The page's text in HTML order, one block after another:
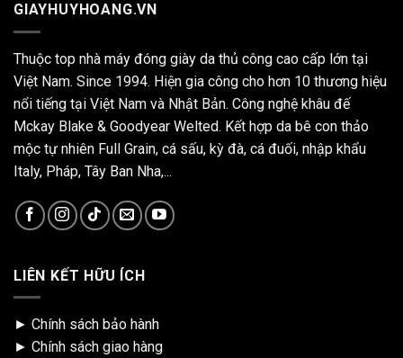
GIAYHUYHOANG.VN
Thuộc top nhà máy đóng giày da thủ công cao cấp lớn tại
Việt Nam. Since 1994. Hiện gia công cho hơn 10 thương hiệu
nổi tiếng tại Việt Nam và Nhật Bản. Công nghệ khâu đế
Mckay Blake & Goodyear Welted. Kết hợp da bê con thảo
mộc tự nhiên Full Grain, cá sấu, kỳ đà, cá đuối, nhập khẩu
Italy, Pháp, Tây Ban Nha,...
LIÊN KẾT HỮU ÍCH
► Chính sách bảo hành
► Chính sách giao hàng